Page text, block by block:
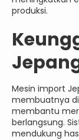
produksi.
Mesin import
membuatnya
membantu
berlangsung.
mendukung